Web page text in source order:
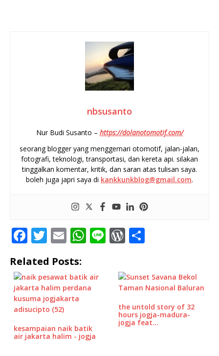
nbsusanto
Nur Budi Susanto – https://dolanotomotif.com/
seorang blogger yang menggemari otomotif, jalan-jalan,
fotografi, teknologi, transportasi, dan kereta api. silakan
tinggalkan komentar, kritik, dan saran atas tulisan saya.
boleh juga japri saya di kankkunkblog@gmail.com.
F
c
e
b
o
o
k
T
it
te
r
E
ai
l
W
s
p
Li W
d
r
e
e
Related Posts:
kesampaian naik batik
air jakarta halim - jogja
the untold story of 32
hours jogja-madura-
jogja feat…